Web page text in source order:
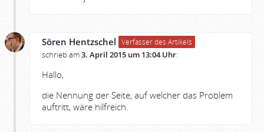
Sören Hentzschel Verfasser des Artikels
schrieb am3. April 2015 um 13:04 Uhr:
Hallo,
die Nennung der Seite, auf welcher das Problem
auftritt, wäre hilfreich.